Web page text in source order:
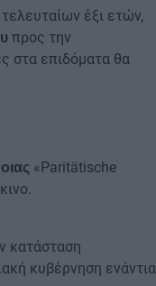
έξι ετών,
προς την
στα επιδόματα θα
«Paritätische
κατάσταση
κυβέρνηση ενάντια